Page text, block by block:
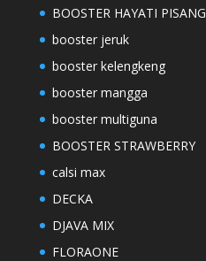
BOOSTER HAYATI PISANG
booster jeruk
booster kelengkeng
booster mangga
booster multiguna
BOOSTER STRAWBERRY
calsi max
DECKA
DJAVA MIX
FLORAONE